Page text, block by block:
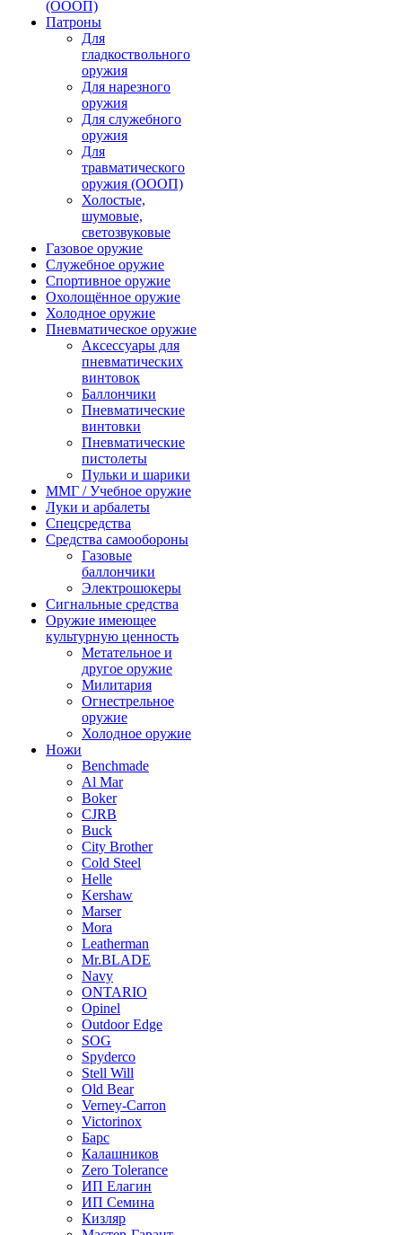
(ОООП)
Патроны
Для
гладкоствольного
оружия
Для нарезного
оружия
Для служебного
оружия
Для
травматического
оружия (ОООП)
Холостые,
шумовые,
светозвуковые
Газовое оружие
Служебное оружие
Спортивное оружие
Охолощённое оружие
Холодное оружие
Пневматическое оружие
Аксессуары для
пневматических
винтовок
Баллончики
Пневматические
винтовки
Пневматические
пистолеты
Пульки и шарики
ММГ / Учебное оружие
Луки и арбалеты
Спецсредства
Средства самообороны
Газовые
баллончики
Электрошокеры
Сигнальные средства
Оружие имеющее
культурную ценность
Метательное и
другое оружие
Милитария
Огнестрельное
оружие
Холодное оружие
Ножи
Benchmade
Al Mar
Boker
CJRB
Buck
City Brother
Cold Steel
Helle
Kershaw
Marser
Mora
Leatherman
Mr.BLADE
Navy
ONTARIO
Opinel
Outdoor Edge
SOG
Spyderco
Stell Will
Old Bear
Verney-Carron
Victorinox
Барс
Калашников
Zero Tolerance
ИП Елагин
ИП Семина
Кизляр